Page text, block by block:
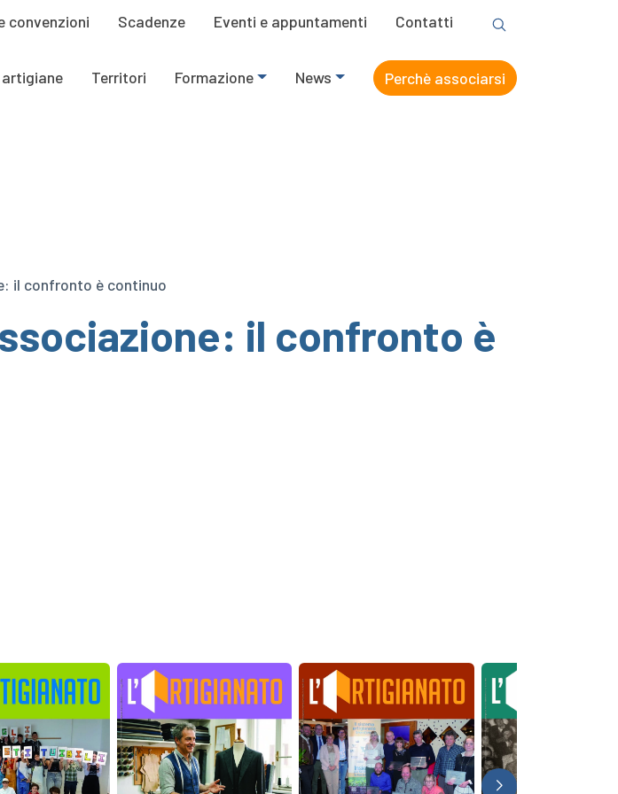
convenzioni Scadenze Eventi e appuntamenti Contatti
Territori Formazione News Perchè associarsi
il confronto è continuo
il confronto è